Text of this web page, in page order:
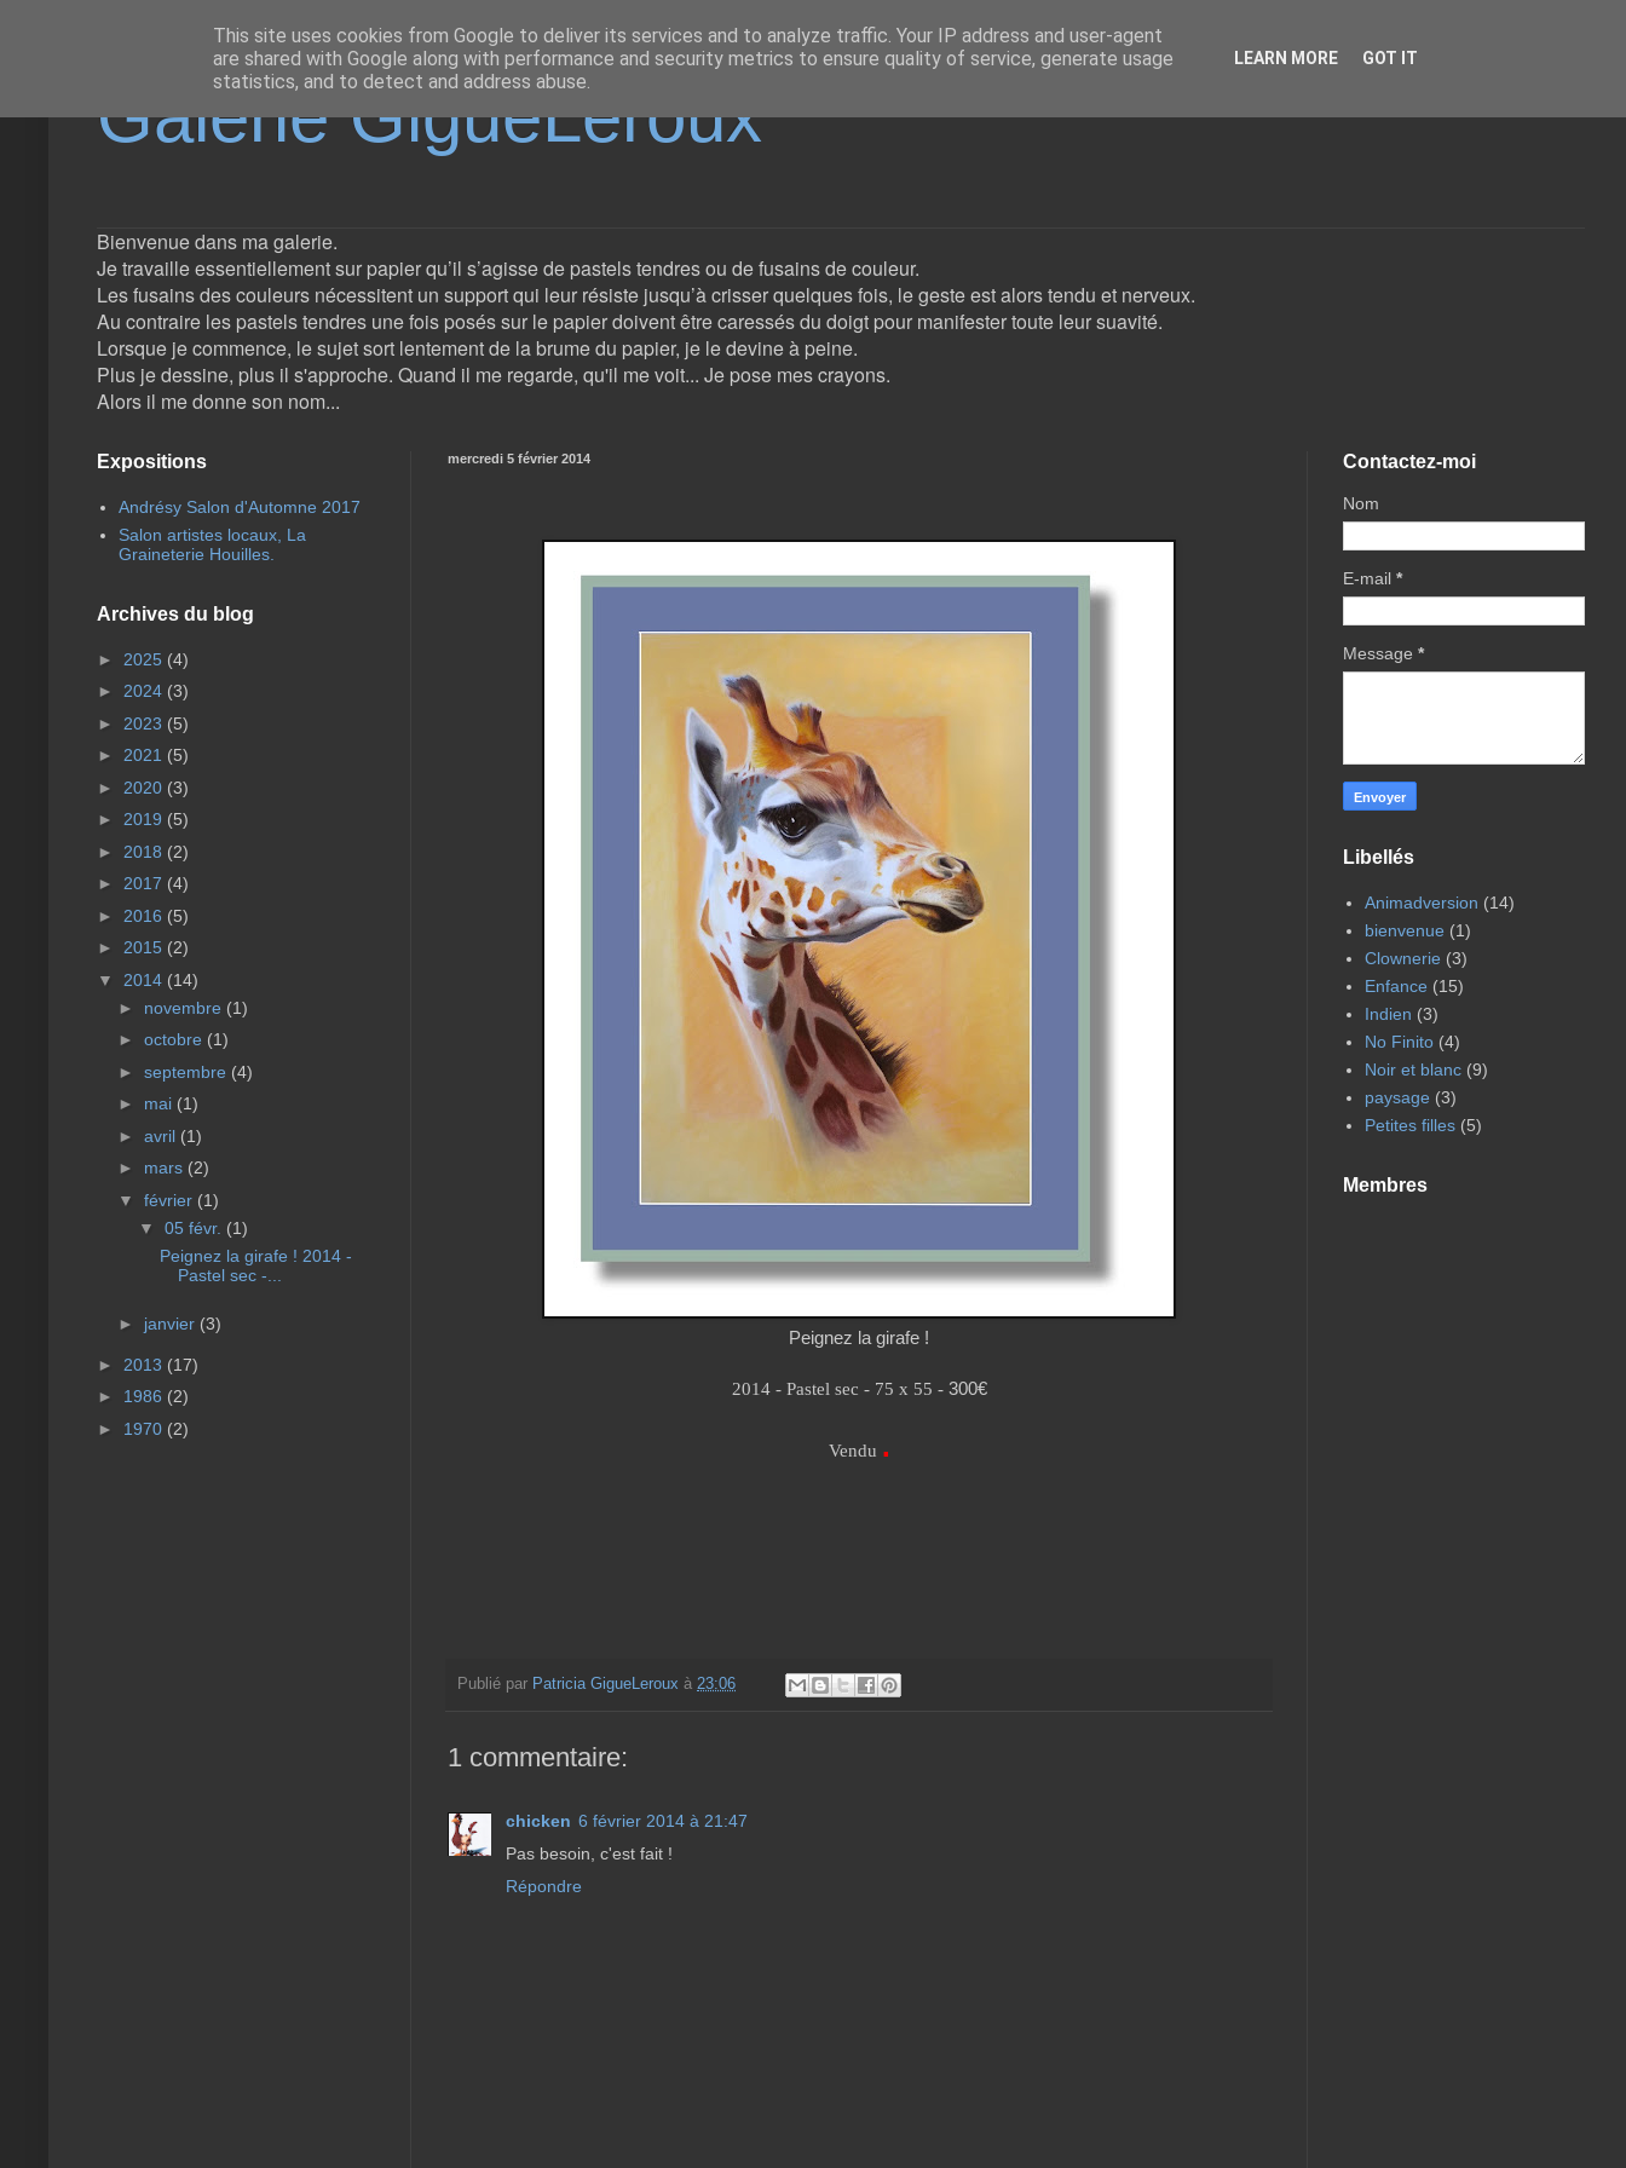
Galerie GigueLeroux
Bienvenue dans ma galerie.
Je travaille essentiellement sur papier qu’il s’agisse de pastels tendres ou de fusains de couleur.
Les fusains des couleurs nécessitent un support qui leur résiste jusqu’à crisser quelques fois, le geste est alors tendu et nerveux.
Au contraire les pastels tendres une fois posés sur le papier doivent être caressés du doigt pour manifester toute leur suavité.
Lorsque je commence, le sujet sort lentement de la brume du papier, je le devine à peine.
Plus je dessine, plus il s'approche. Quand il me regarde, qu'il me voit... Je pose mes crayons.
Alors il me donne son nom...
mercredi 5 février 2014
Peignez la girafe !
2014 - Pastel sec - 75 x 55 - 300€
Vendu .
Publié par Patricia GigueLeroux à 23:06
1 commentaire:
chicken 6 février 2014 à 21:47
Pas besoin, c'est fait !
Répondre
Expositions
Andrésy Salon d'Automne 2017
Salon artistes locaux, La
Graineterie Houilles.
Archives du blog
► 2025 (4)
► 2024 (3)
► 2023 (5)
► 2021 (5)
► 2020 (3)
► 2019 (5)
► 2018 (2)
► 2017 (4)
► 2016 (5)
► 2015 (2)
▼ 2014 (14)
► novembre (1)
► octobre (1)
► septembre (4)
► mai (1)
► avril (1)
► mars (2)
▼ février (1)
▼ 05 févr. (1)
Peignez la girafe ! 2014 -
Pastel sec -...
► janvier (3)
► 2013 (17)
► 1986 (2)
► 1970 (2)
Contactez-moi
Nom
E-mail *
Message *
Libellés
Animadversion (14)
bienvenue (1)
Clownerie (3)
Enfance (15)
Indien (3)
No Finito (4)
Noir et blanc (9)
paysage (3)
Petites filles (5)
Membres
This site uses cookies from Google to deliver its services and to analyze traffic. Your IP address and user-agent
are shared with Google along with performance and security metrics to ensure quality of service, generate usage
statistics, and to detect and address abuse.
LEARN MORE GOT IT